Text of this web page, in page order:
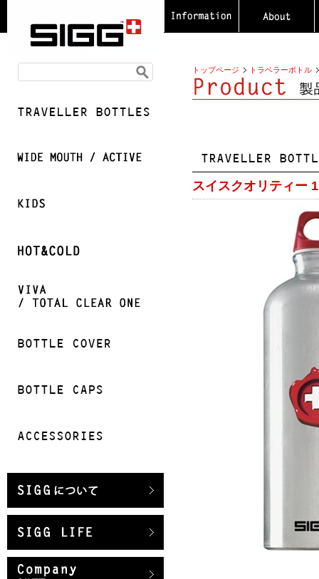
トップページ トラベラーボトル
スイスクオリティー